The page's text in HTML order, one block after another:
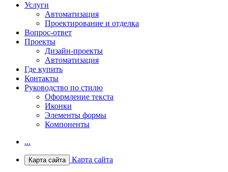
Услуги
Автоматизация
Проектирование и отделка
Вопрос-ответ
Проекты
Дизайн-проекты
Автоматизация
Где купить
Контакты
Руководство по стилю
Оформление текста
Иконки
Элементы формы
Компоненты
...
Карта сайта Карта сайта